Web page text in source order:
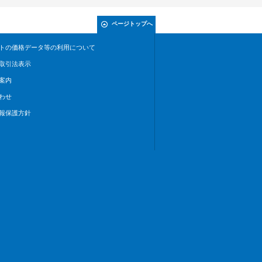
ページトップへ
の価格データ等の利用について
引法表示
内
せ
保護方針